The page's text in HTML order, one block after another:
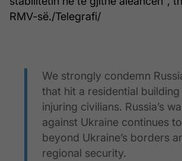
RMV-së./Telegrafi/
We strongly condemn
that hit a residential building
injuring civilians. Russia’s
against Ukraine continues
beyond Ukraine’s borders
regional security.